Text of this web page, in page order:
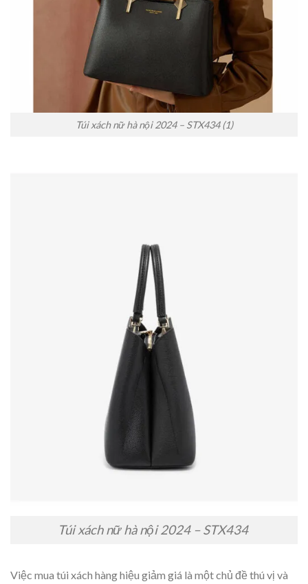
Túi xách nữ hà nội 2024 – STX434 (1)
Túi xách nữ hà nội 2024 – STX434
Việc mua túi xách hàng hiệu giảm giá là một chủ đề thú vị và